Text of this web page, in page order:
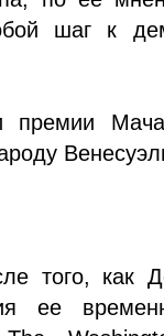
шаг к
премии
того, как
ее